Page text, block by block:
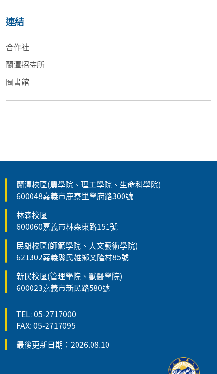
連結
合作社
蘭潭招待所
圖書館
蘭潭校區(農學院、理工學院、生命科學院)
600048嘉義市鹿寮里學府路300號
林森校區
600060嘉義市林森東路151號
民雄校區(師範學院、人文藝術學院)
621302嘉義縣民雄鄉文隆村85號
新民校區(管理學院、獸醫學院)
600023嘉義市新民路580號
TEL: 05-2717000
FAX: 05-2717095
最後更新日期：2026.08.10